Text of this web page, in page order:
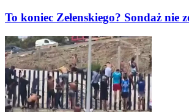
To koniec Zełenskiego? Sondaż nie